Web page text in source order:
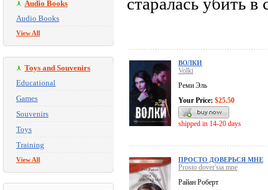
Audio Books
Audio Books
View All
Toys and Souvenirs
Educational
Games
Souvenirs
Toys
Training
View All
ВОЛКИ
Volki
Реми Эль
Your Price: $25.50
shipped in 14-20 days
ПРОСТО ДОВЕРЬСЯ МНЕ
Prosto dover'sia mne
Райан Роберт